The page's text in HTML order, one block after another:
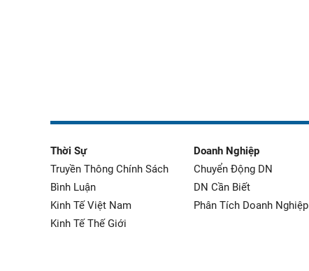
Thời Sự
Truyền Thông Chính Sách
Bình Luận
Kinh Tế Việt Nam
Kinh Tế Thế Giới
Doanh Nghiệp
Chuyển Động DN
DN Cần Biết
Phân Tích Doanh Nghiệp